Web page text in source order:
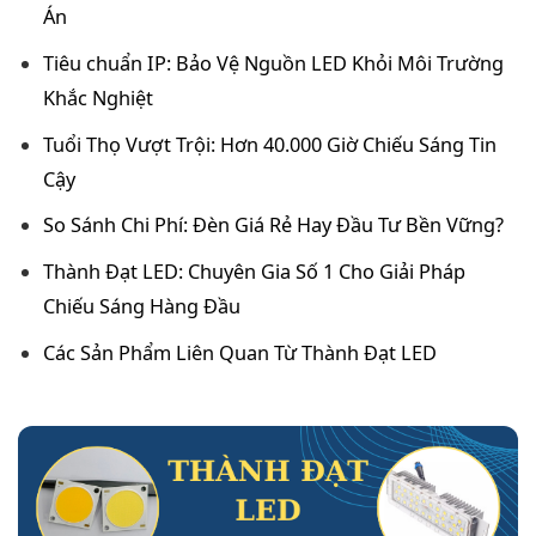
Án
Tiêu chuẩn IP: Bảo Vệ Nguồn LED Khỏi Môi Trường
Khắc Nghiệt
Tuổi Thọ Vượt Trội: Hơn 40.000 Giờ Chiếu Sáng Tin
Cậy
So Sánh Chi Phí: Đèn Giá Rẻ Hay Đầu Tư Bền Vững?
Thành Đạt LED: Chuyên Gia Số 1 Cho Giải Pháp
Chiếu Sáng Hàng Đầu
Các Sản Phẩm Liên Quan Từ Thành Đạt LED